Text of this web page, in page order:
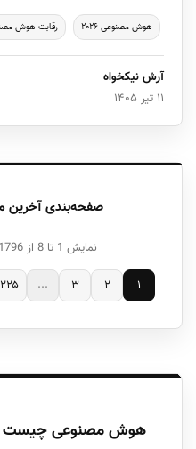
هوش مصنوعی ۲۰۲۶ رقابت هوش
آرش نیکخواه
۱۱ تیر ۱۴۰۵
صفحه‌بندی آخرین
نمایش 1 تا 8 از 1796 مقاله
۱ ۲ ۳ ... ۲۲۵
هوش مصنوعی چیست و